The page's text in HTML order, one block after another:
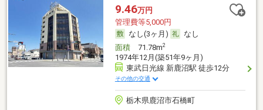
9.46万円
管理費等5,000円
なし(3ヶ月)
なし
面積71.78m2
1974年12月(築51年9ヶ月)
東武日光線 新鹿沼駅 徒歩12分
その他の交通
栃木県鹿沼市石橋町